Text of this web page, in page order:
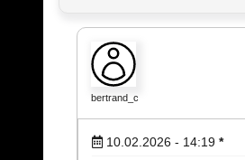
bertrand_c
10.02.2026 - 14:19 *